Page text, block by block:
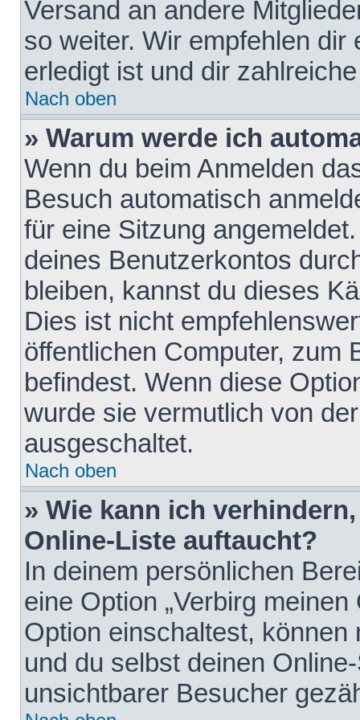
Versand an andere
so weiter. Wir empfehlen
erledigt ist und dir
Nach oben
» Warum werde ich
Wenn du beim Anmelden
Besuch automatisch
für eine Sitzung
deines Benutzerkontos
bleiben, kannst du dieses
Dies ist nicht
öffentlichen Computer, zum
befindest. Wenn diese
wurde sie vermutlich von
ausgeschaltet.
Nach oben
» Wie kann ich
Online-Liste auftaucht?
In deinem persönlichen
eine Option „Verbirg
Option einschaltest,
und du selbst deinen
unsichtbarer Besucher